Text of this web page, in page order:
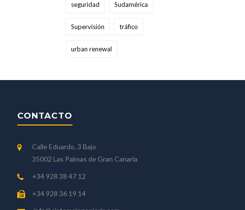
seguridad Sudamérica
Supervisión tráfico
urban renewal
CONTACTO
Calle Eduardo, 3 Bajo
35002 Las Palmas de Gran Canaria
+34 928 38 47 12
+34 928 36 19 14